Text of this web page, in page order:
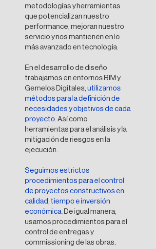
metodologías y herramientas
que potencializan nuestro
performance, mejoran nuestro
servicio y nos mantienen en lo
más avanzado en tecnología.
En el desarrollo de diseño
trabajamos en entornos BIM y
Gemelos Digitales, utilizamos
métodos para la definición de
necesidades y objetivos de cada
proyecto. Así como
herramientas para el análisis y la
mitigación de riesgos en la
ejecución.
Seguimos estrictos
procedimientos para el control
de proyectos constructivos en
calidad, tiempo e inversión
económica. De igual manera,
usamos procedimientos para el
control de entregas y
commissioning de las obras.